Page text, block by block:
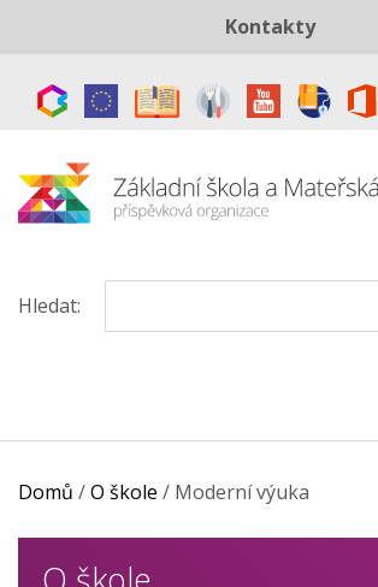
Kontakty
Datová schránka:ye8cp64
Hledat:
Domů /O škole / Moderní výuka